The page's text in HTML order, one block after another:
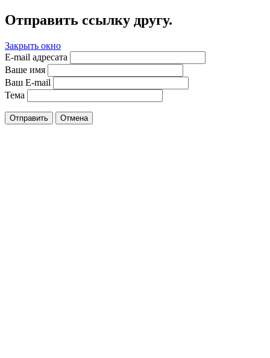
Отправить ссылку другу.
Закрыть окно
E-mail адресата
Ваше имя
Ваш E-mail
Тема
Отправить Отмена